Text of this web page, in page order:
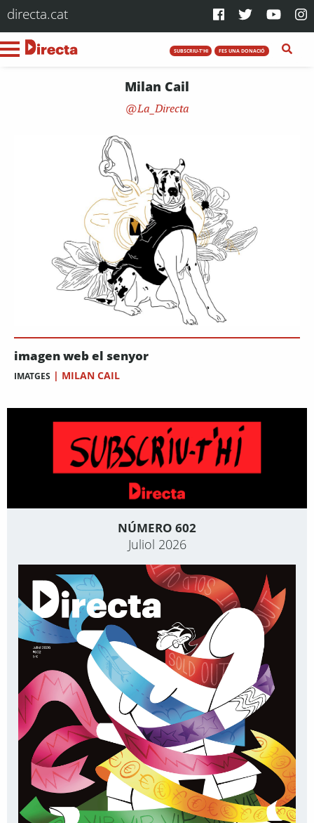
directa.cat
SUBSCRIU-T'HI FES UNA DONACIÓ
Milan Cail
La_Directa
imagen web el senyor
IMATGES | MILAN CAIL
NÚMERO 602
Juliol 2026